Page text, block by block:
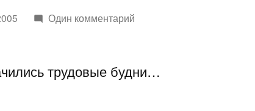
Один комментарий
трудовые будни…